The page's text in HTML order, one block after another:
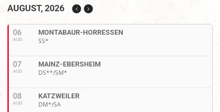
AUGUST, 2026
06
AUG
MONTABAUR-HORRESSEN
SS*
07
AUG
MAINZ-EBERSHEIM
DS**/SM*
08
AUG
KATZWEILER
DM*/SA